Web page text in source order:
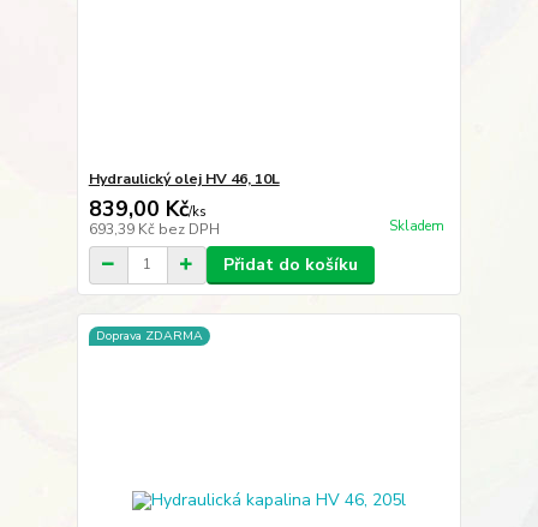
Hydraulický olej HV 46, 10L
839,00 Kč/ks
693,39 Kč bez DPH Skladem
Přidat do košíku
Doprava ZDARMA